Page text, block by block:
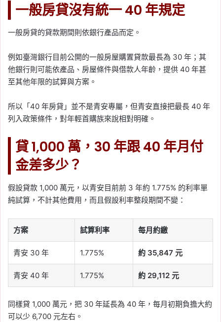
一般房貸沒有統一 40 年規定
一般房貸的貸款期間則依銀行產品而定。
例如臺灣銀行目前公開的一般房屋購置貸款最長為 30 年；其
他銀行則可能依產品、房屋條件與借款人年齡，提供 40 年甚
至其他年限的試算與方案。
所以「40 年房貸」並不是青安專屬，但青安直接把最長 40 年
列入政策條件，對年輕首購族來說相對明確。
貸 1,000 萬，30 年跟 40 年月付
金差多少？
假設貸款 1,000 萬元，以青安目前前 3 年約 1.775% 的利率單
純試算，不計其他費用，而且假設利率整段期間不變：
方案 試算利率 每月約繳
青安 30 年 1.775% 約 35,847 元
青安 40 年 1.775% 約 29,112 元
同樣貸 1,000 萬元，把 30 年延長為 40 年，每月初期負擔大約
可以少 6,700 元左右。